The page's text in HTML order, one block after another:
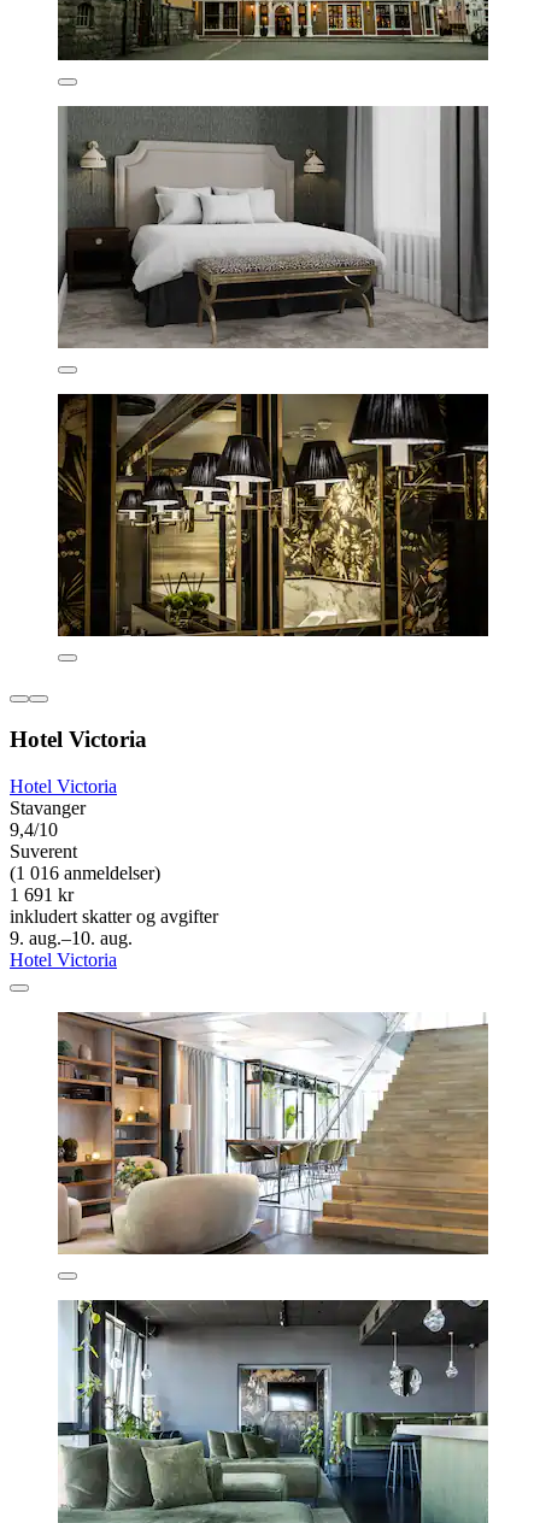
Hotel Victoria
Hotel Victoria
Stavanger
9,4/10
Suverent
(1 016 anmeldelser)
1 691 kr
inkludert skatter og avgifter
9. aug.–10. aug.
Hotel Victoria